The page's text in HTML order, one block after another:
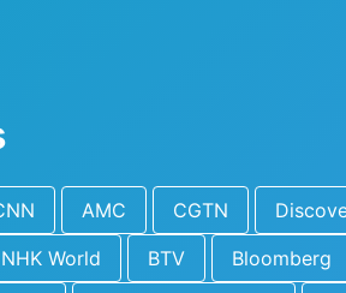
AMC CGTN
NHK World BTV Bloomberg